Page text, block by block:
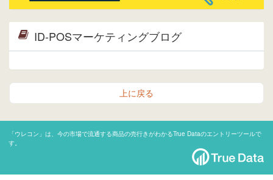
ID-POSマーケティングブログ
上に戻る
「ウレコン」は、今の市場で流通する商品の売行きがわかるTrue Dataのエントリーツールで
す。